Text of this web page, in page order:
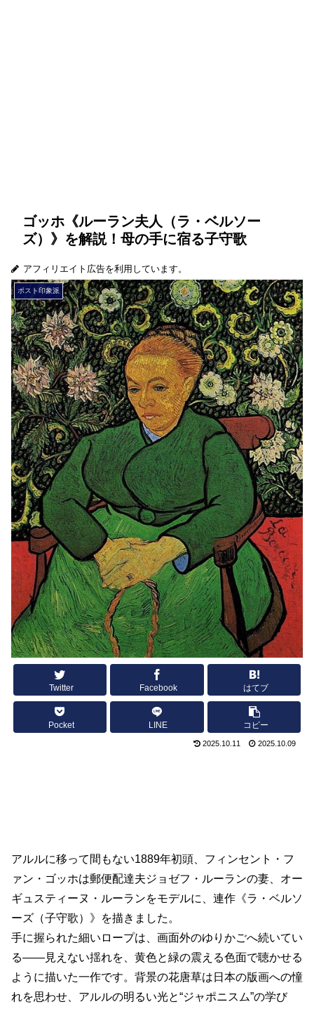
ゴッホ《ルーラン夫人（ラ・ベルソー
ズ）》を解説！母の手に宿る子守歌
アフィリエイト広告を利用しています。
ポスト印象派
Twitter Facebook はてブ
Pocket LINE コピー
2025.10.11 2025.10.09
アルルに移って間もない1889年初頭、フィンセント・フ
ァン・ゴッホは郵便配達夫ジョゼフ・ルーランの妻、オー
ギュスティーヌ・ルーランをモデルに、連作《ラ・ベルソ
ーズ（子守歌）》を描きました。
手に握られた細いロープは、画面外のゆりかごへ続いてい
る——見えない揺れを、黄色と緑の震える色面で聴かせる
ように描いた一作です。背景の花唐草は日本の版画への憧
れを思わせ、アルルの明るい光と“ジャポニスム”の学び